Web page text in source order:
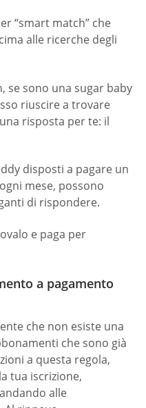
“smart match” che
alle ricerche degli
se sono una sugar baby
riuscire a trovare
risposta per te: il
disposti a pagare un
mese, possono
di rispondere.
e paga per
a pagamento
che non esiste una
che sono già
a questa regola,
tua iscrizione,
alle